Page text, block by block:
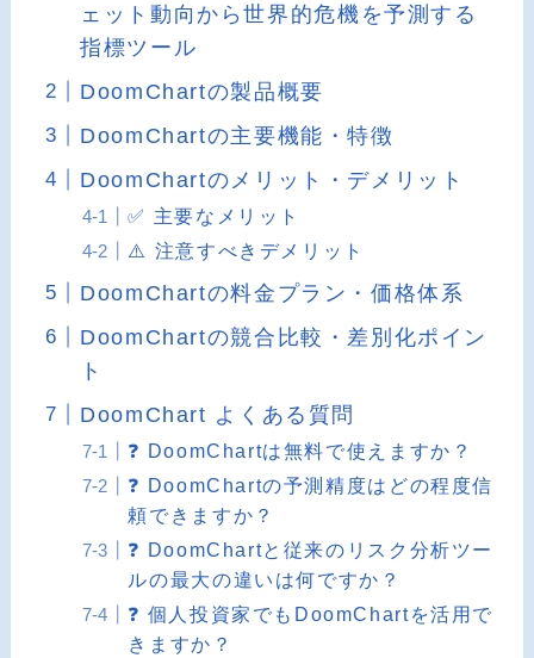
ェット動向から世界的危機を予測する
指標ツール
DoomChartの製品概要
DoomChartの主要機能・特徴
DoomChartのメリット・デメリット
✅ 主要なメリット
⚠️ 注意すべきデメリット
DoomChartの料金プラン・価格体系
DoomChartの競合比較・差別化ポイン
ト
DoomChart よくある質問
❓ DoomChartは無料で使えますか？
❓ DoomChartの予測精度はどの程度信
頼できますか？
❓ DoomChartと従来のリスク分析ツー
ルの最大の違いは何ですか？
❓ 個人投資家でもDoomChartを活用で
きますか？